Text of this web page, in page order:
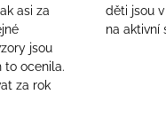
asi za
jsou
to ocenila.
za rok
děti jsou
na aktivní